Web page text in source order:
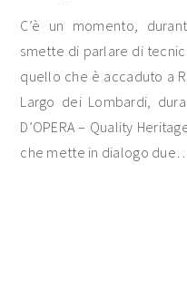
C’è un momento,
smette di parlare di
quello che è accaduto a
Largo dei Lombardi,
D’OPERA – Quality
che mette in dialogo due…